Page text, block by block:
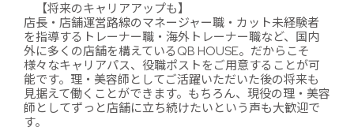
【将来のキャリアアップも】
店長・店舗運営路線のマネージャー職・カット未経験者
を指導するトレーナー職・海外トレーナー職など、国内
外に多くの店舗を構えているQB HOUSE。だからこそ
様々なキャリアパス、役職ポストをご用意することが可
能です。理・美容師としてご活躍いただいた後の将来も
見据えて働くことができます。もちろん、現役の理・美容
師としてずっと店舗に立ち続けたいという声も大歓迎で
す。